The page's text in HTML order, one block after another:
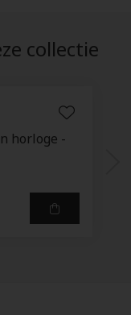
collectie
horloge -